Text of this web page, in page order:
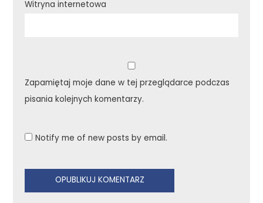
Witryna internetowa
Zapamiętaj moje dane w tej przeglądarce podczas
pisania kolejnych komentarzy.
Notify me of new posts by email.